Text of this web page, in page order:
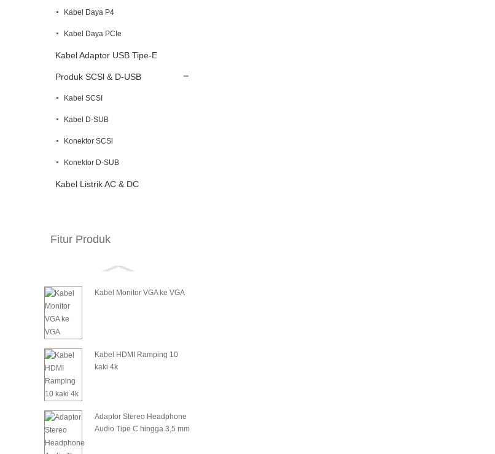
Kabel Daya P4
Kabel Daya PCIe
Kabel Adaptor USB Tipe-E
Produk SCSl & D-USB
Kabel SCSI
Kabel D-SUB
Konektor SCSl
Konektor D-SUB
Kabel Listrik AC & DC
Fitur Produk
Kabel Monitor VGA ke VGA
Kabel HDMI Ramping 10
kaki 4k
Adaptor Stereo Headphone
Audio Tipe C hingga 3,5 mm